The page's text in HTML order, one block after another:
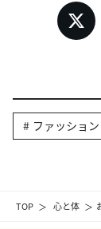
TOP 心と体
ファッション